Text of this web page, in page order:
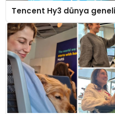
Tencent Hy3 dünya